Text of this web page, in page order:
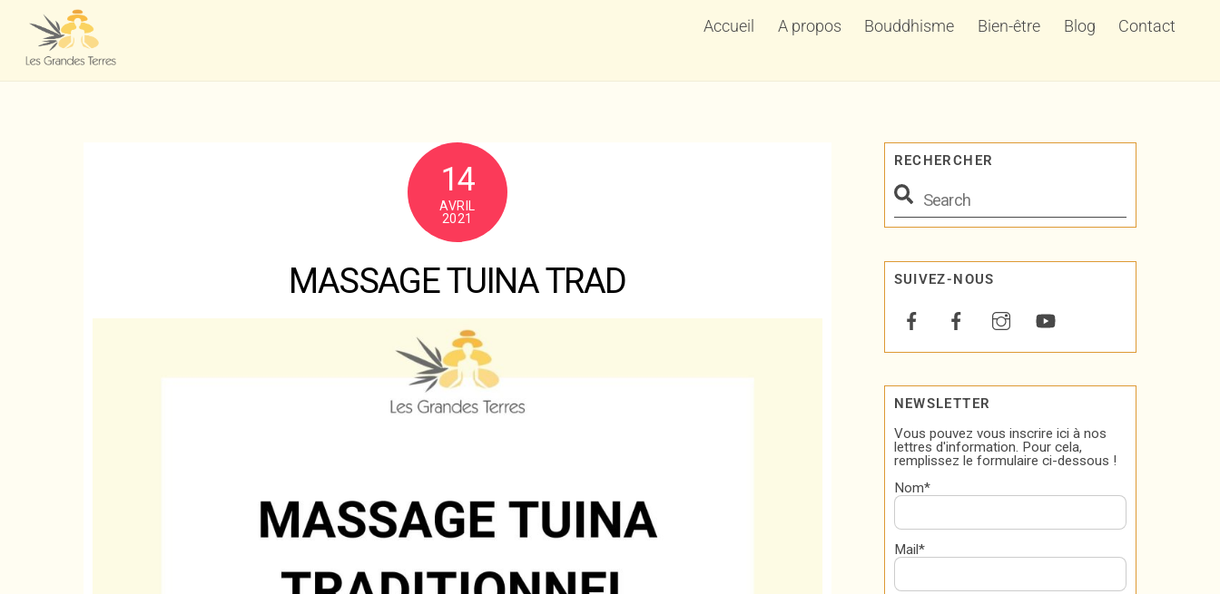
Accueil A propos Bouddhisme Bien-être Blog Contact
14
AVRIL
2021
MASSAGE TUINA TRAD
RECHERCHER
SUIVEZ-NOUS
NEWSLETTER
Vous pouvez vous inscrire ici à nos
lettres d'information. Pour cela,
remplissez le formulaire ci-dessous !
Nom*
Mail*